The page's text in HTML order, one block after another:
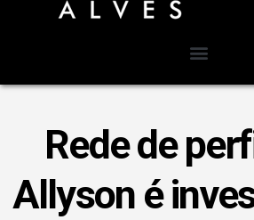
Rede de
Allyson é